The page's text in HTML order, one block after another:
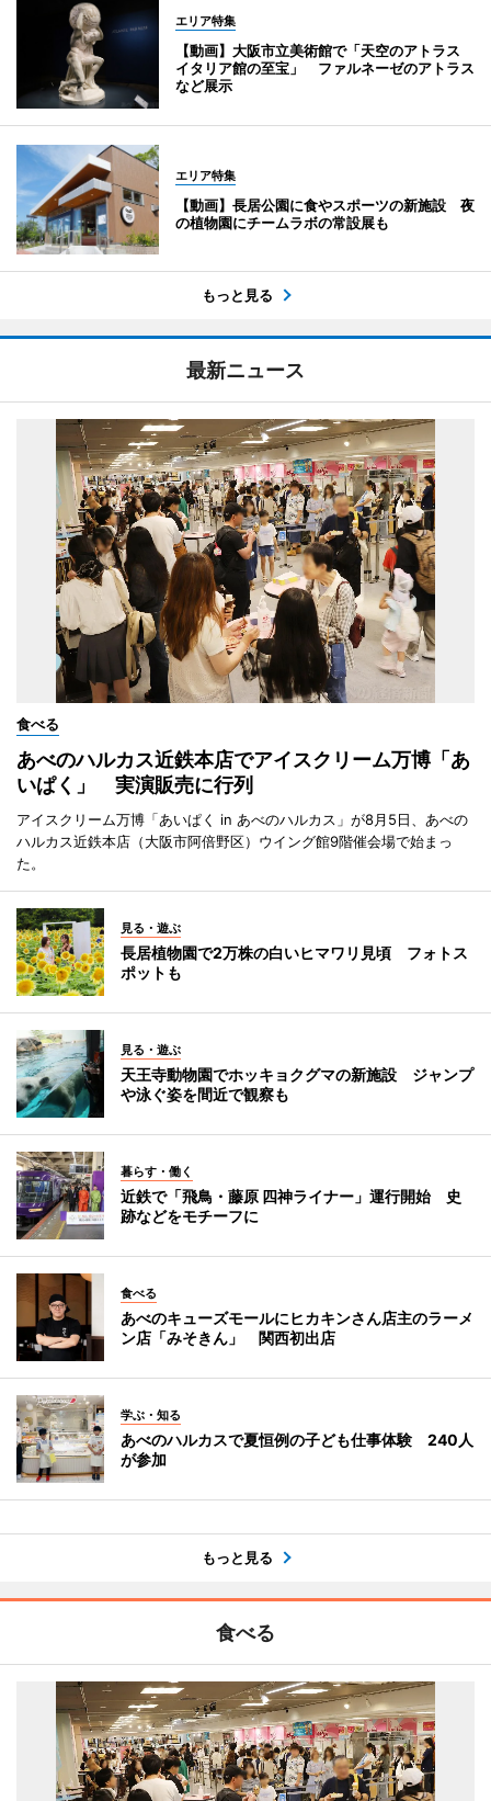
エリア特集
【動画】大阪市立美術館で「天空のアトラス
イタリア館の至宝」 ファルネーゼのアトラス
など展示
エリア特集
【動画】長居公園に食やスポーツの新施設 夜
の植物園にチームラボの常設展も
もっと見る
最新ニュース
食べる
あべのハルカス近鉄本店でアイスクリーム万博「あ
いぱく」 実演販売に行列
アイスクリーム万博「あいぱく in あべのハルカス」が8月5日、あべの
ハルカス近鉄本店（大阪市阿倍野区）ウイング館9階催会場で始まっ
た。
見る・遊ぶ
長居植物園で2万株の白いヒマワリ見頃 フォトス
ポットも
見る・遊ぶ
天王寺動物園でホッキョクグマの新施設 ジャンプ
や泳ぐ姿を間近で観察も
暮らす・働く
近鉄で「飛鳥・藤原 四神ライナー」運行開始 史
跡などをモチーフに
食べる
あべのキューズモールにヒカキンさん店主のラーメ
ン店「みそきん」 関西初出店
学ぶ・知る
あべのハルカスで夏恒例の子ども仕事体験 240人
が参加
もっと見る
食べる